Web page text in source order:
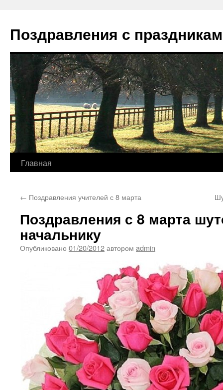
содержимому
Поздравления с
Главная
← Поздравления учителей с 8 марта
Поздравления с 8 марта
начальнику
Опубликовано 01/20/2012автором admin